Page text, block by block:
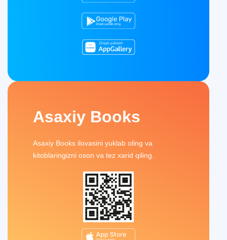
Asaxiy Books
Asaxiy Books ilovasini yuklab oling va
kitoblaringizni oson va tez xarid qiling.